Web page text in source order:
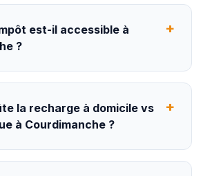
est-il accessible à
?
+
la recharge à domicile vs
à Courdimanche ?
+